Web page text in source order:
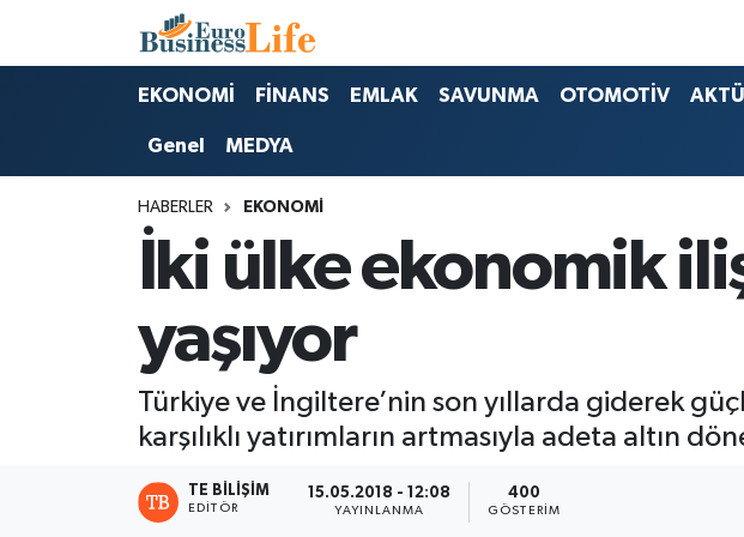
EKONOMİ FİNANS EMLAK SAVUNMA OTOMOTİV
Genel MEDYA
HABERLER EKONOMİ
İki ülke ekonomik
yaşıyor
Türkiye ve İngiltere’nin son yıllarda giderek
karşılıklı yatırımların artmasıyla adeta altın
TE BILIŞIM
EDITÖR
15.05.2018 - 12:08
YAYINLANMA
400
GÖSTERIM
Nöbetçi Eczaneler
Hava Durumu
Namaz Vakitleri
Trafik Durumu
Süper Lig Puan Durumu ve Fikstür
Tüm Manşetler
Son Dakika Haberleri
Haber Arşivi